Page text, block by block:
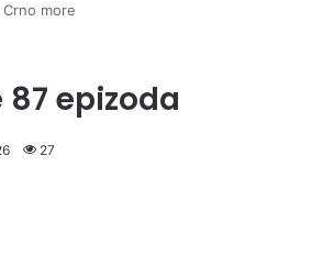
Crno more
epizoda
27